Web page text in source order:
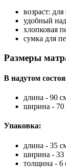
возраст:
удобный
хлопковая
сумка для
Размеры
В надутом
длина - 90
ширина - 70
Упаковка:
длина - 35
ширина - 33
толщина - 6